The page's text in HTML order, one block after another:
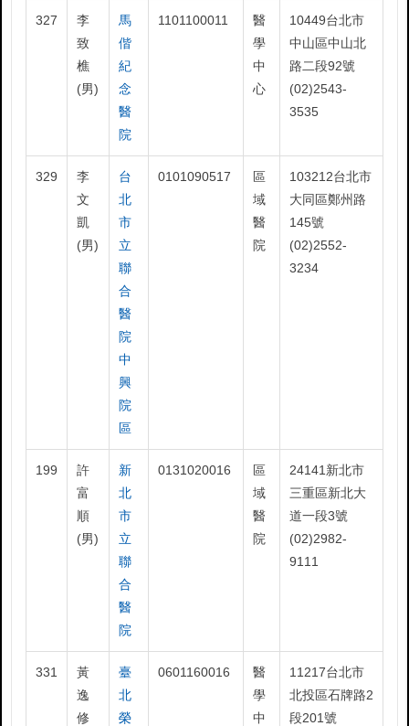
327
李
致
樵
(男)
馬
偕
紀
念
醫
院
1101100011
醫
學
中
心
10449台北市
中山區中山北
路二段92號
(02)2543-
3535
329
李
文
凱
(男)
台
北
市
立
聯
合
醫
院
中
興
院
區
0101090517
區
域
醫
院
103212台北市
大同區鄭州路
145號
(02)2552-
3234
199
許
富
順
(男)
新
北
市
立
聯
合
醫
院
0131020016
區
域
醫
院
24141新北市
三重區新北大
道一段3號
(02)2982-
9111
331
黃
逸
修
臺
北
榮
0601160016
醫
學
中
11217台北市
北投區石牌路2
段201號